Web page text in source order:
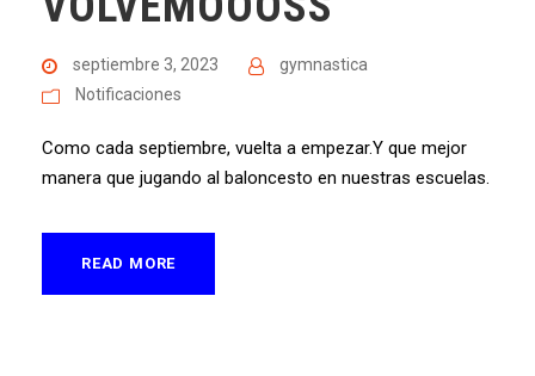
septiembre 3, 2023
gymnastica
Notificaciones
Como cada septiembre, vuelta a empezar.Y que mejor
manera que jugando al baloncesto en nuestras escuelas.
READ MORE